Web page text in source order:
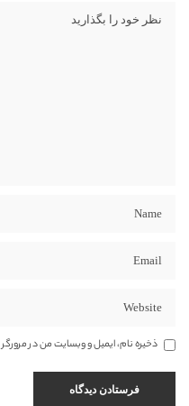
ذخیره نام، ایمیل و وبسایت من در